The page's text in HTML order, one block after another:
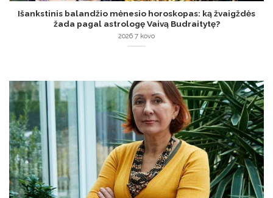
Išankstinis balandžio mėnesio horoskopas: ką žvaigždės
žada pagal astrologę Vaivą Budraitytę?
2026 7 kovo